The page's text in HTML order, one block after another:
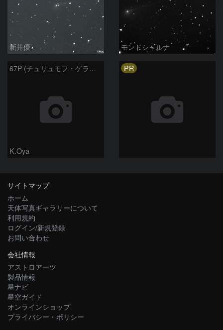
新井優 モンドシャルナ
67P (チュリュモフ・ゲラシメンコ彗星)
K.Oya
PR
サイトマップ
ホーム
天体写真ギャラリーについて
利用規約
ログイン/新規登録
お問い合わせ
会社情報
アストロアーツ
製品情報
星ナビ
星空ガイド
オンラインショップ
プライバシー・ポリシー